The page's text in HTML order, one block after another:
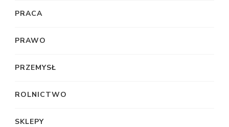
PRACA
PRAWO
PRZEMYSŁ
ROLNICTWO
SKLEPY